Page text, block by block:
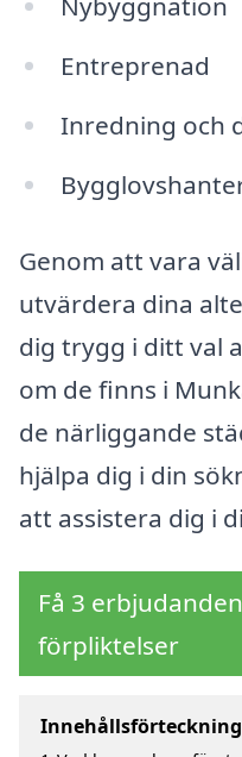
Entreprenad
Inredning och
Genom att vara
utvärdera dina
dig trygg i ditt val
om de finns i
de närliggande
hjälpa dig i din
att assistera dig i
Få 3
förpliktelser
Innehållsförteckning